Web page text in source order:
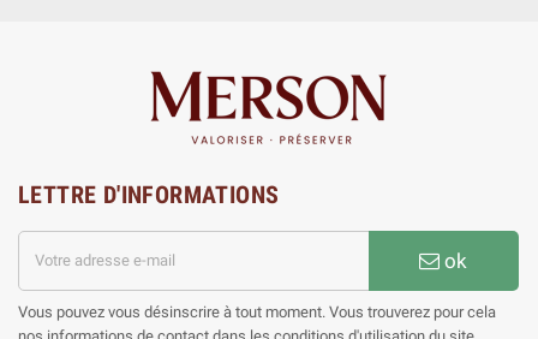
LETTRE D'INFORMATIONS
ok
Vous pouvez vous désinscrire à tout moment. Vous trouverez pour cela